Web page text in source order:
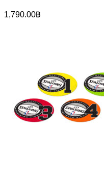
1,790.00฿